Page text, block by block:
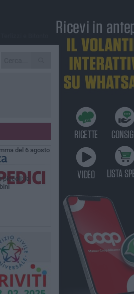
macabro
che guarda al
del 6 agosto
piccoli: la